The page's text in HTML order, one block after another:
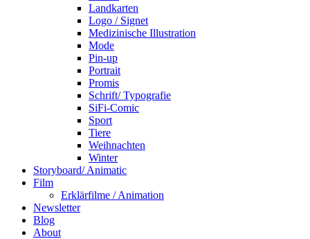
Landkarten
Logo / Signet
Medizinische Illustration
Mode
Pin-up
Portrait
Promis
Schrift/ Typografie
SiFi-Comic
Sport
Tiere
Weihnachten
Winter
Storyboard/ Animatic
Film
Erklärfilme / Animation
Newsletter
Blog
About